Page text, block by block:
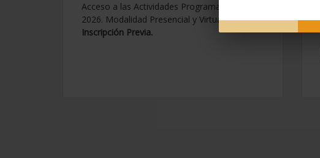
Acceso a las Actividades Programadas para
2026. Modalidad Presencial y Virtual.Con
Inscripción Previa.